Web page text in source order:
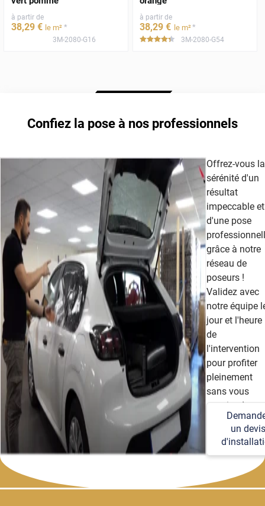
à partir de
38,29 € le m² *
3M-2080-G16
à partir de
38,29 € le m²*
*****3M-2080-G54
Confiez la pose à nos professionnels
Offrez-vous la
sérénité d'un
résultat
impeccable et
d'une pose
grâce à notre
réseau de
poseurs !
Validez avec
notre équipe
jour et l'heure
de
l'intervention
pour profiter
pleinement
sans vous
soucier des
détails
techniques et
logistiques.
un devis